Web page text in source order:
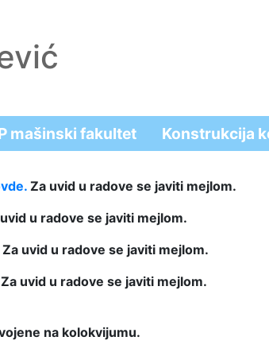
mašinski fakultet Konstrukcija
Za uvid u radove se javiti mejlom.
u radove se javiti mejlom.
Za uvid u radove se javiti mejlom.
Za uvid u radove se javiti mejlom.
na kolokvijumu.